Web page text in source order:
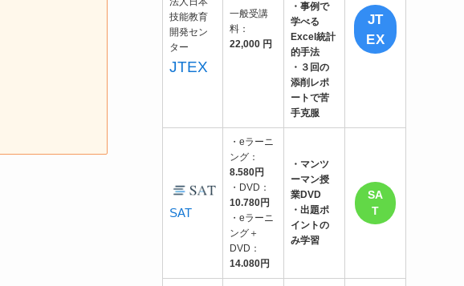
JTEX
一般受講
料：
22,000 円
・事例で
学べる
Excel統計
的手法
・３回の
添削レポ
ートで苦
手克服
JT
EX
SAT
・eラーニ
ング：
8.580円
・DVD：
10.780円
・eラーニ
ング＋
DVD：
14.080円
・マンツ
ーマン授
業DVD
・出題ポ
イントの
み学習
SA
T